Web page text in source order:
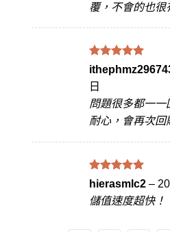
覆，不會的也很
評分5滿
分 5
日
問題很多都一一
耐心，會再次回
評分5滿
分 5
hierasmlc2 –
儲值速度超快！